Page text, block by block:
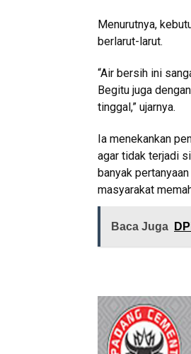
Menurutnya,
berlarut-larut.
“Air bersih ini
Begitu juga
tinggal,” ujarnya.
Ia menekankan
agar tidak terjadi
banyak
masyarakat
Baca Juga